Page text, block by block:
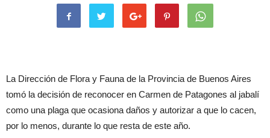
La Dirección de Flora y Fauna de la Provincia de Buenos Aires
tomó la decisión de reconocer en Carmen de Patagones al jabalí
como una plaga que ocasiona daños y autorizar a que lo cacen,
por lo menos, durante lo que resta de este año.